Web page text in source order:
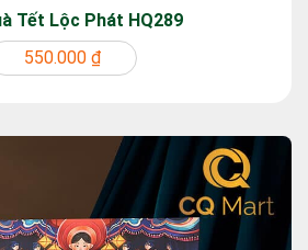
Tết Lộc Phát HQ289
550.000 ₫